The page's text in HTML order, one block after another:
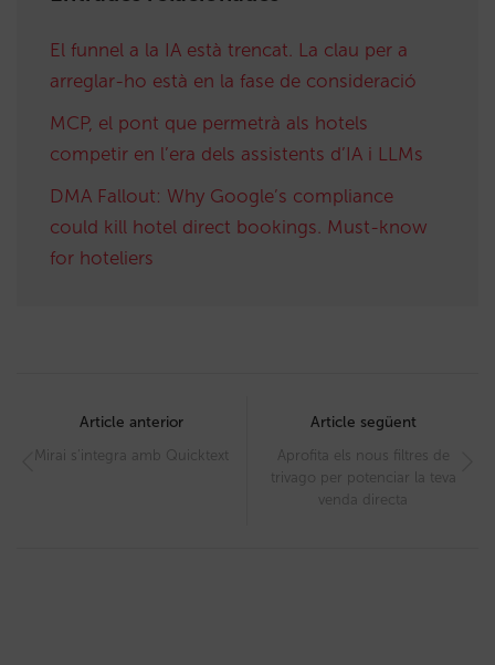
El funnel a la IA està trencat. La clau per a
arreglar-ho està en la fase de consideració
MCP, el pont que permetrà als hotels
competir en l’era dels assistents d’IA i LLMs
DMA Fallout: Why Google’s compliance
could kill hotel direct bookings. Must-know
for hoteliers
navigation
Article anterior
Mirai s’integra amb Quicktext
Article següent
Aprofita els nous filtres de
trivago per potenciar la teva
venda directa